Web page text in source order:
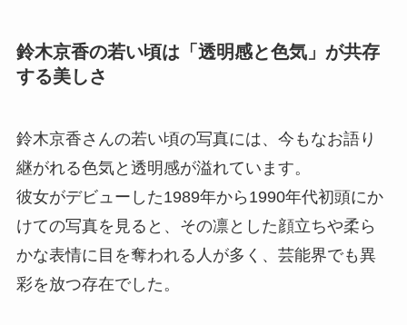
鈴木京香の若い頃は「透明感と色気」が共存
する美しさ
鈴木京香さんの若い頃の写真には、今もなお語り
継がれる色気と透明感が溢れています。
彼女がデビューした1989年から1990年代初頭にか
けての写真を見ると、その凛とした顔立ちや柔ら
かな表情に目を奪われる人が多く、芸能界でも異
彩を放つ存在でした。